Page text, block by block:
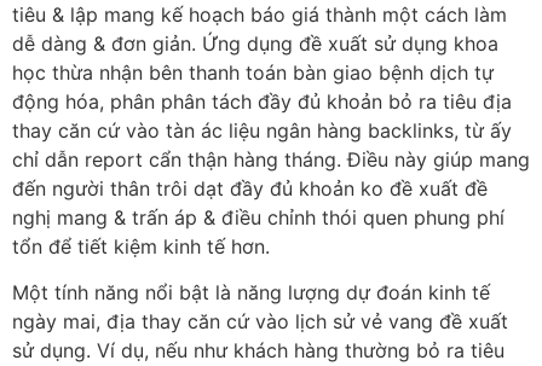
tiêu & lập mang kế hoạch báo giá thành một cách làm
dễ dàng & đơn giản. Ứng dụng đề xuất sử dụng khoa
học thừa nhận bên thanh toán bàn giao bệnh dịch tự
động hóa, phân phân tách đầy đủ khoản bỏ ra tiêu địa
thay căn cứ vào tàn ác liệu ngân hàng backlinks, từ ấy
chỉ dẫn report cẩn thận hàng tháng. Điều này giúp mang
đến người thân trôi dạt đầy đủ khoản ko đề xuất đề
nghị mang & trấn áp & điều chỉnh thói quen phung phí
tổn để tiết kiệm kinh tế hơn.
Một tính năng nổi bật là năng lượng dự đoán kinh tế
ngày mai, địa thay căn cứ vào lịch sử vẻ vang đề xuất
sử dụng. Ví dụ, nếu như khách hàng thường bỏ ra tiêu